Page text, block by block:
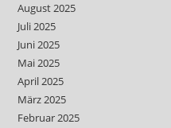
August 2025
Juli 2025
Juni 2025
Mai 2025
April 2025
März 2025
Februar 2025